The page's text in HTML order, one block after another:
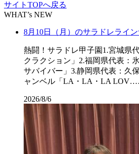
サイトTOPへ戻る
WHAT’s NEW
8月10日（月）のサラドレライン
熱闘！サラドレ甲子園1.宮城県
クラクション」2.福岡県代表：
サバイバー」3.静岡県代表：久
ャンベル「LA・LA・LA
2026/8/6